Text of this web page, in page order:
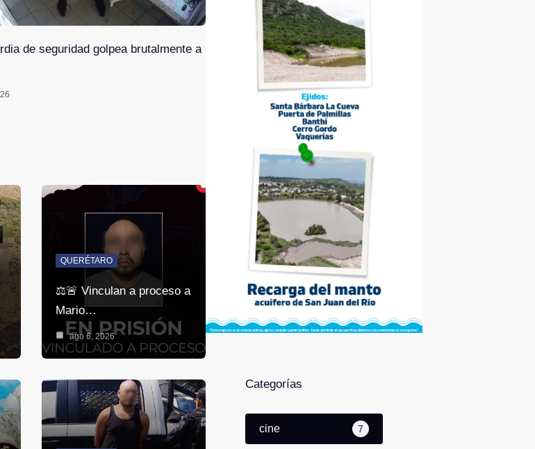
de seguridad golpea brutalmente a
QUERÉTARO
⚖️🚨 Vinculan a proceso a
Mario…
ago 6, 2026
Categorías
cine 7